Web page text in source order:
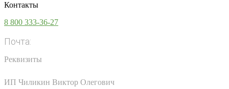
Контакты
8 800 333-36-27
Почта:
Реквизиты
ИП Чиликин Виктор Олегович